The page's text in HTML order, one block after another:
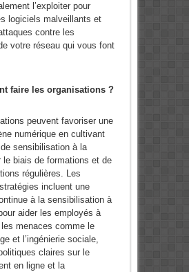
l’exploiter pour
logiciels malveillants et
contre les
votre réseau qui vous font
faire les organisations ?
peuvent favoriser une
numérique en cultivant
sensibilisation à la
le biais de formations et de
régulières. Les
incluent une
à la sensibilisation à
aider les employés à
menaces comme le
et l’ingénierie sociale,
claires sur le
en ligne et la